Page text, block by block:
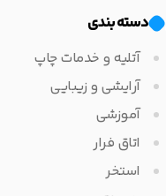
دسته بندی
آتلیه و خدمات چاپ
آرایشی و زیبایی
آموزشی
اتاق فرار
استخر